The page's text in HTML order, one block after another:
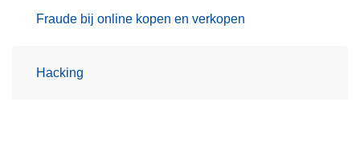
Fraude bij online kopen en verkopen
Hacking